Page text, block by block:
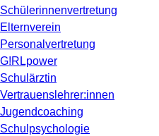
Schülerinnenvertretung
Elternverein
Personalvertretung
G!RLpower
Schulärztin
Vertrauenslehrer:innen
Jugendcoaching
Schulpsychologie